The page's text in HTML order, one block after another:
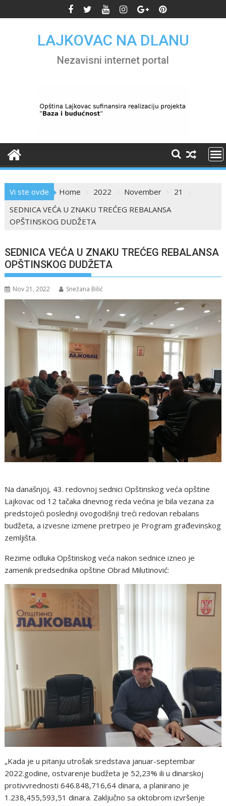
to
LAJKOVAC NA DLANU
Nezavisni internet portal
Vi ste ovde Home 2022 November
21
SEDNICA VEĆA U ZNAKU TREĆEG REBALANSA
OPŠTINSKOG DUDŽETA
SEDNICA VEĆA U ZNAKU TREĆEG REBALANSA
OPŠTINSKOG DUDŽETA
Nov 21, 2022 Snežana Bilić
Na današnjoj, 43. redovnoj sednici Opštinskog veća opštine
Lajkovac od 12 tačaka dnevnog reda većina je bila vezana za
predstojeći poslednji ovogodišnji treći redovan rebalans
budžeta, a izvesne izmene pretrpeo je Program građevinskog
zemljišta.
Rezime odluka Opštinskog veća nakon sednice izneo je
zamenik predsednika opštine Obrad Milutinović:
„Kada je u pitanju utrošak sredstava januar-septembar
2022.godine, ostvarenje budžeta je 52,23% ili u dinarskoj
protivvrednosti 646.848,716,64 dinara, a planirano je
1.238,455,593,51 dinara. Zaključno sa oktobrom izvršenje